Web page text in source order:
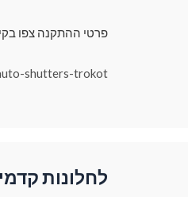
פרטי ההתקנה צפו
shutters-trokot
לחלונות